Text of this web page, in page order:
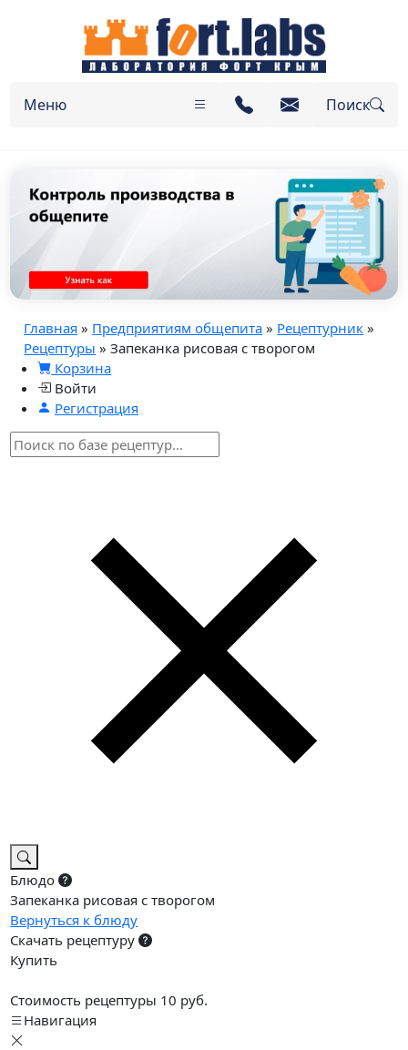
Меню Поиск
Главная » Предприятиям общепита » Рецептурник »
Рецептуры » Запеканка рисовая с творогом
Корзина
Войти
Регистрация
Блюдо
Запеканка рисовая с творогом
Вернуться к блюду
Скачать рецептуру
Купить
Стоимость рецептуры 10 руб.
Навигация